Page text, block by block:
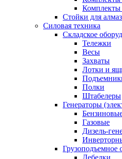
Комплекты
Стойки для
Силовая техника
Складское
Тележки
Весы
Захваты
Лотки и
Полки
Штабелеры
Генераторы
Газовые
Дизель-
Грузоподъемное
Лебедки